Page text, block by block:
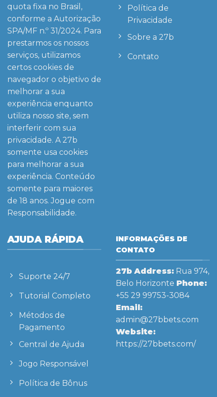
quota fixa no Brasil,
conforme a Autorização
SPA/MF n.º 31/2024. Para
prestarmos os nossos
serviços, utilizamos
certos cookies de
navegador o objetivo de
melhorar a sua
experiência enquanto
utiliza nosso site, sem
interferir com sua
privacidade. A 27b
somente usa cookies
para melhorar a sua
experiência. Conteúdo
somente para maiores
de 18 anos. Jogue com
Responsabilidade.
Política de
Privacidade
Sobre a 27b
Contato
AJUDA RÁPIDA
Suporte 24/7
Tutorial Completo
Métodos de
Pagamento
Central de Ajuda
Jogo Responsável
Política de Bônus
INFORMAÇÕES DE
CONTATO
27b Address: Rua 974,
Belo Horizonte Phone:
+55 29 99753-3084
Email:
admin@27bbets.com
Website:
https://27bbets.com/